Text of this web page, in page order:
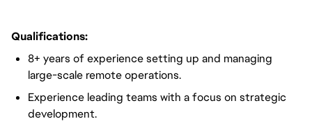
Qualifications:
8+ years of experience setting up and managing
large-scale remote operations.
Experience leading teams with a focus on strategic
development.